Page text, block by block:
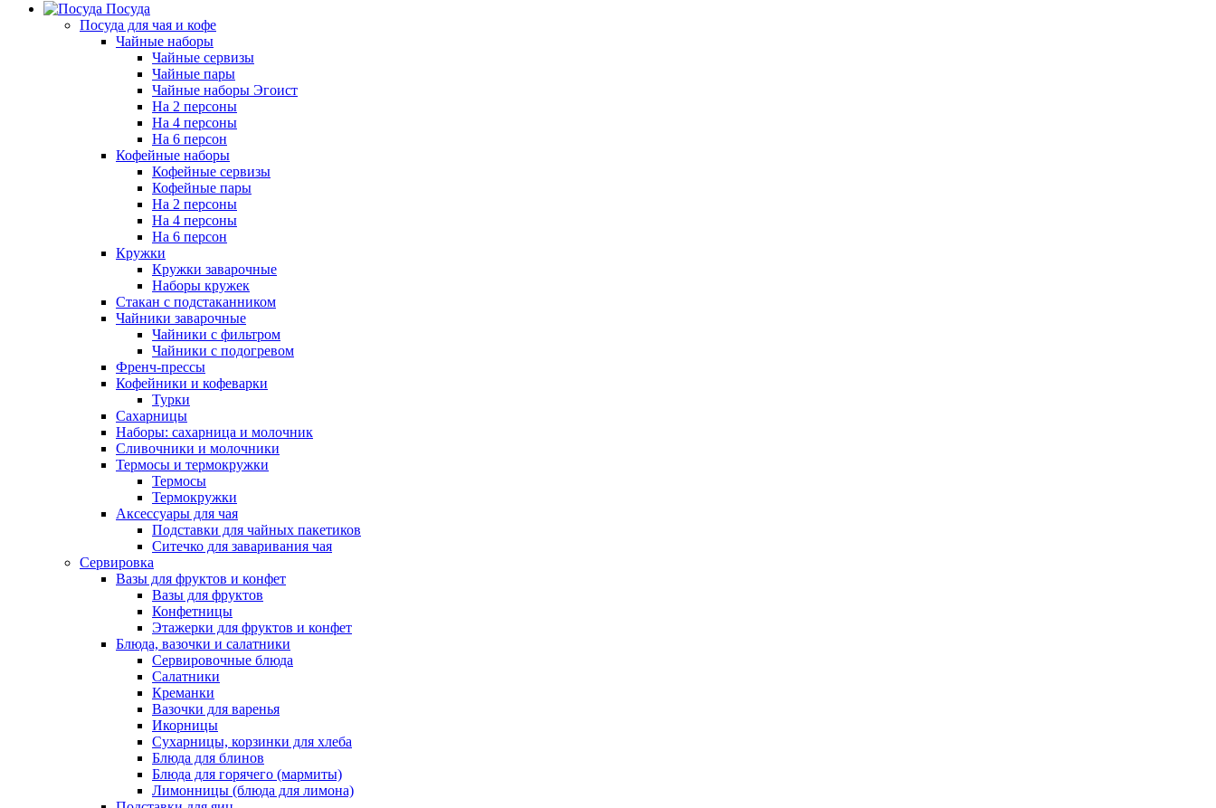
Посуда
Посуда для чая и кофе
Чайные наборы
Чайные сервизы
Чайные пары
Чайные наборы Эгоист
На 2 персоны
На 4 персоны
На 6 персон
Кофейные наборы
Кофейные сервизы
Кофейные пары
На 2 персоны
На 4 персоны
На 6 персон
Кружки
Кружки заварочные
Наборы кружек
Стакан с подстаканником
Чайники заварочные
Чайники с фильтром
Чайники с подогревом
Френч-прессы
Кофейники и кофеварки
Турки
Сахарницы
Наборы: сахарница и молочник
Сливочники и молочники
Термосы и термокружки
Термосы
Термокружки
Аксессуары для чая
Подставки для чайных пакетиков
Ситечко для заваривания чая
Сервировка
Вазы для фруктов и конфет
Вазы для фруктов
Конфетницы
Этажерки для фруктов и конфет
Блюда, вазочки и салатники
Сервировочные блюда
Салатники
Креманки
Вазочки для варенья
Икорницы
Сухарницы, корзинки для хлеба
Блюда для блинов
Блюда для горячего (мармиты)
Лимонницы (блюда для лимона)